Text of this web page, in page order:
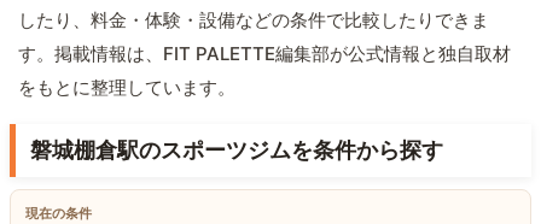
したり、料金・体験・設備などの条件で比較したりできま
す。掲載情報は、FIT PALETTE編集部が公式情報と独自取材
をもとに整理しています。
磐城棚倉駅のスポーツジムを条件から探す
現在の条件